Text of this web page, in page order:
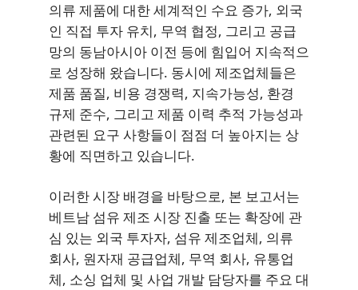
의류 제품에 대한 세계적인 수요 증가, 외국
인 직접 투자 유치, 무역 협정, 그리고 공급
망의 동남아시아 이전 등에 힘입어 지속적으
로 성장해 왔습니다. 동시에 제조업체들은
제품 품질, 비용 경쟁력, 지속가능성, 환경
규제 준수, 그리고 제품 이력 추적 가능성과
관련된 요구 사항들이 점점 더 높아지는 상
황에 직면하고 있습니다.
이러한 시장 배경을 바탕으로, 본 보고서는
베트남 섬유 제조 시장 진출 또는 확장에 관
심 있는 외국 투자자, 섬유 제조업체, 의류
회사, 원자재 공급업체, 무역 회사, 유통업
체, 소싱 업체 및 사업 개발 담당자를 주요 대